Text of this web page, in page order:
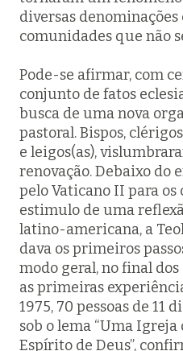
diversas denominações
comunidades que não
Pode-se afirmar, com
conjunto de fatos
busca de uma nova
pastoral. Bispos,
e leigos(as),
renovação. Debaixo do
pelo Vaticano II para os
estimulo de uma
latino-americana, a
dava os primeiros
modo geral, no final
as primeiras
1975, 70 pessoas de 11
sob o lema “Uma
Espírito de Deus”,